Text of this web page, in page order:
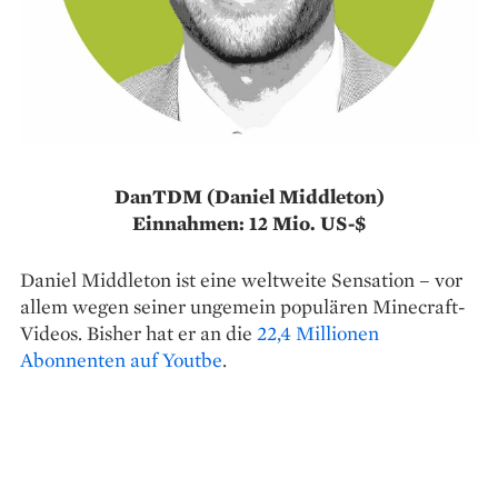
DanTDM (Daniel Middleton)
Einnahmen: 12 Mio. US-$
Daniel Middleton ist eine weltweite Sensation – vor
allem wegen seiner ungemein populären Minecraft-
Videos. Bisher hat er an die 22,4 Millionen
Abonnenten auf Youtbe.